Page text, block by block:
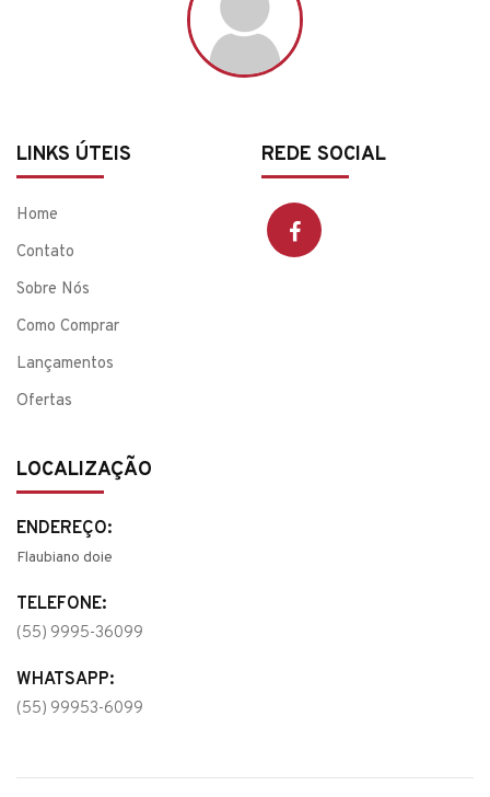
LINKS ÚTEIS
Home
Contato
Sobre Nós
Como Comprar
Lançamentos
Ofertas
REDE SOCIAL
LOCALIZAÇÃO
ENDEREÇO:
Flaubiano doie
TELEFONE:
(55) 9995-36099
WHATSAPP:
(55) 99953-6099